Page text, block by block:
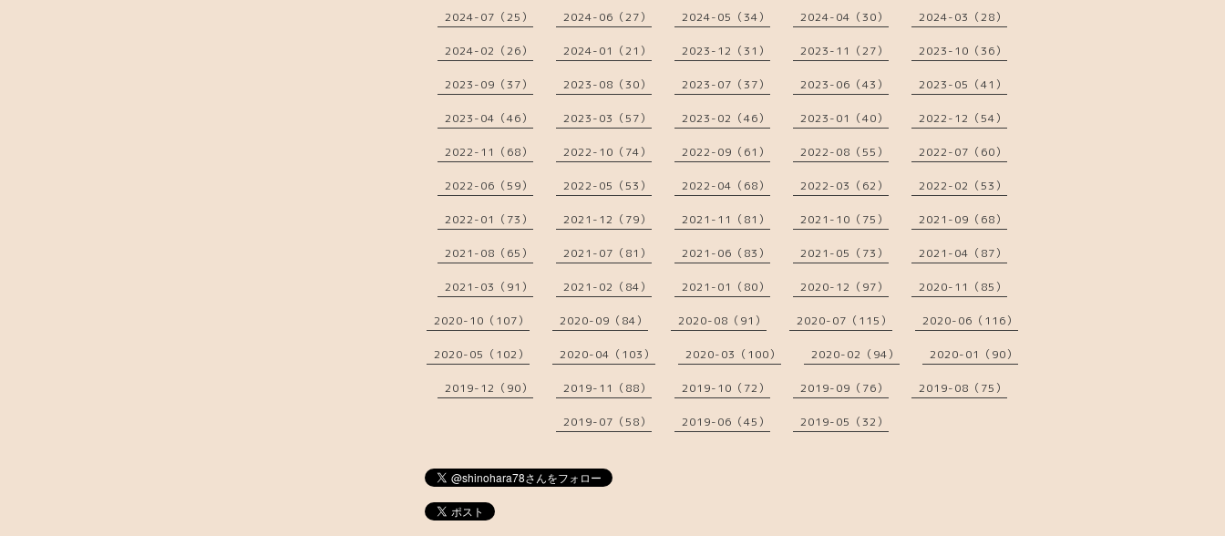
2024-07（25） 2024-06（27） 2024-05（34） 2024-04（30） 2024-03（28）
2024-02（26） 2024-01（21） 2023-12（31） 2023-11（27） 2023-10（36）
2023-09（37） 2023-08（30） 2023-07（37） 2023-06（43） 2023-05（41）
2023-04（46） 2023-03（57） 2023-02（46） 2023-01（40） 2022-12（54）
2022-11（68） 2022-10（74） 2022-09（61） 2022-08（55） 2022-07（60）
2022-06（59） 2022-05（53） 2022-04（68） 2022-03（62） 2022-02（53）
2022-01（73） 2021-12（79） 2021-11（81） 2021-10（75） 2021-09（68）
2021-08（65） 2021-07（81） 2021-06（83） 2021-05（73） 2021-04（87）
2021-03（91） 2021-02（84） 2021-01（80） 2020-12（97） 2020-11（85）
2020-10（107） 2020-09（84） 2020-08（91） 2020-07（115） 2020-06（116）
2020-05（102） 2020-04（103） 2020-03（100） 2020-02（94） 2020-01（90）
2019-12（90） 2019-11（88） 2019-10（72） 2019-09（76） 2019-08（75）
2019-07（58） 2019-06（45） 2019-05（32）